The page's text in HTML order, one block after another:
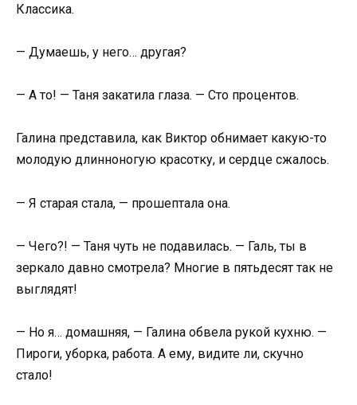
Классика.
— Думаешь, у него… другая?
— А то! — Таня закатила глаза. — Сто процентов.
Галина представила, как Виктор обнимает какую-то
молодую длинноногую красотку, и сердце сжалось.
— Я старая стала, — прошептала она.
— Чего?! — Таня чуть не подавилась. — Галь, ты в
зеркало давно смотрела? Многие в пятьдесят так не
выглядят!
— Но я… домашняя, — Галина обвела рукой кухню. —
Пироги, уборка, работа. А ему, видите ли, скучно
стало!